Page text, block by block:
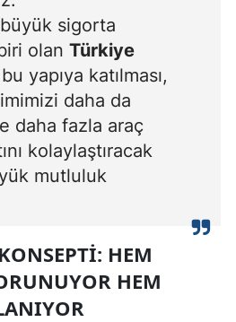
sigorta
olan Türkiye
yapıya katılması,
daha da
daha fazla araç
kolaylaştıracak
mutluluk
HEM
HEM